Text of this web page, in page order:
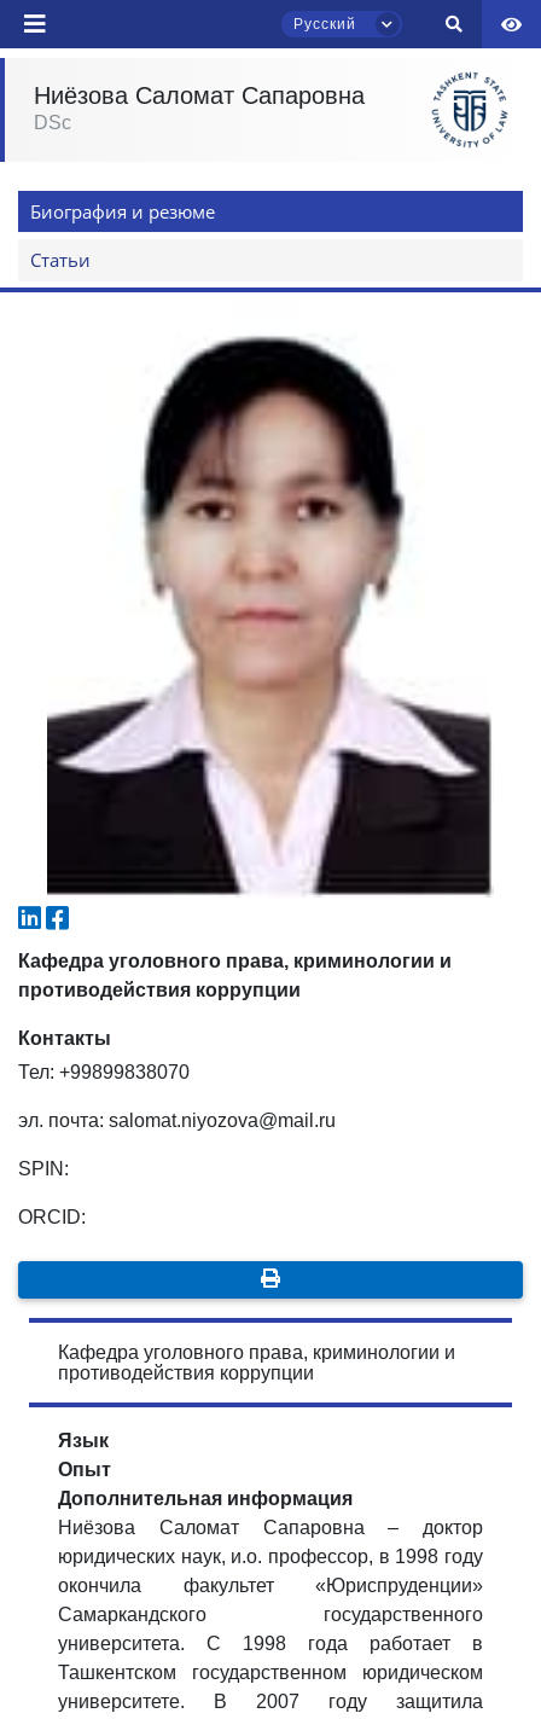
Русский
Ниёзова Саломат Сапаровна
DSc
Биография и резюме
Статьи
Кафедра уголовного права, криминологии и
противодействия коррупции
Контакты
Тел: +99899838070
эл. почта: salomat.niyozova@mail.ru
SPIN:
ORCID:
Кафедра уголовного права, криминологии и
противодействия коррупции
Язык
Опыт
Дополнительная информация
Ниёзова Саломат Сапаровна – доктор
юридических наук, и.о. профессор, в 1998 году
окончила факультет «Юриспруденции»
Самаркандского государственного
университета. С 1998 года работает в
Ташкентском государственном юридическом
университете. В 2007 году защитила
Здравствуйте! Добро пожаловать в чат
Выберите тему — затем появятся
конкретные вопросы:
1. Документы (бакалавр) (5)
6. Онлайн-заявки (15)
✉️ Написать администратору